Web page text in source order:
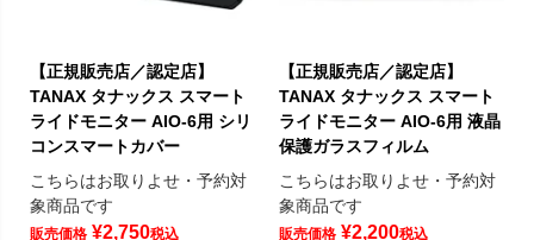
【正規販売店／認定店】
TANAX タナックス スマート
ライドモニター AIO-6用 シリ
コンスマートカバー
こちらはお取りよせ・予約対
象商品です
販売価格 ¥2,750税込
【正規販売店／認定店】
TANAX タナックス スマート
ライドモニター AIO-6用 液晶
保護ガラスフィルム
こちらはお取りよせ・予約対
象商品です
販売価格 ¥2,200税込